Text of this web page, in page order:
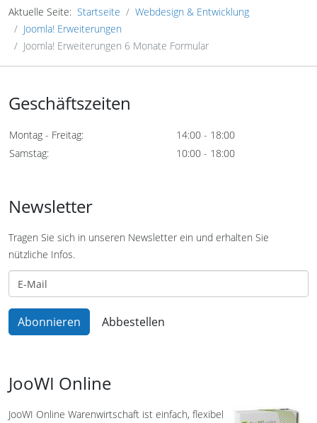
Aktuelle Seite: Startseite
Webdesign & Entwicklung
Joomla! Erweiterungen
Joomla! Erweiterungen 6 Monate Formular
Geschäftszeiten
Montag - Freitag:
14:00 - 18:00
Samstag:
10:00 - 18:00
Newsletter
Tragen Sie sich in unseren Newsletter ein und erhalten Sie
nützliche Infos.
JooWI Online
JooWI Online Warenwirtschaft ist einfach, flexibel